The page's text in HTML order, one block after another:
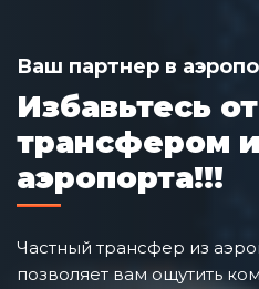
Ваш партнер в
Избавьтесь
трансфером
аэропорта!!!
Частный трансфер из
позволяет вам ощутить